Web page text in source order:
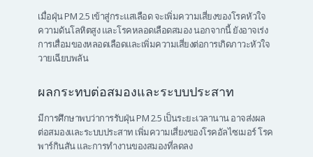
เมื่อฝุ่น PM 2.5 เข้าสู่กระแสเลือด จะเพิ่มความเสี่ยงของโรคหัวใจ
ความดันโลหิตสูง และโรคหลอดเลือดสมอง นอกจากนี้ ยังอาจเร่ง
การเสื่อมของหลอดเลือดและเพิ่มความเสี่ยงต่อการเกิดภาวะหัวใจ
วายเฉียบพลัน
ผลกระทบต่อสมองและระบบประสาท
มีการศึกษาพบว่าการรับฝุ่น PM 2.5 เป็นระยะเวลานาน อาจส่งผล
ต่อสมองและระบบประสาท เพิ่มความเสี่ยงของโรคอัลไซเมอร์ โรค
พาร์กินสัน และการทำงานของสมองที่ลดลง